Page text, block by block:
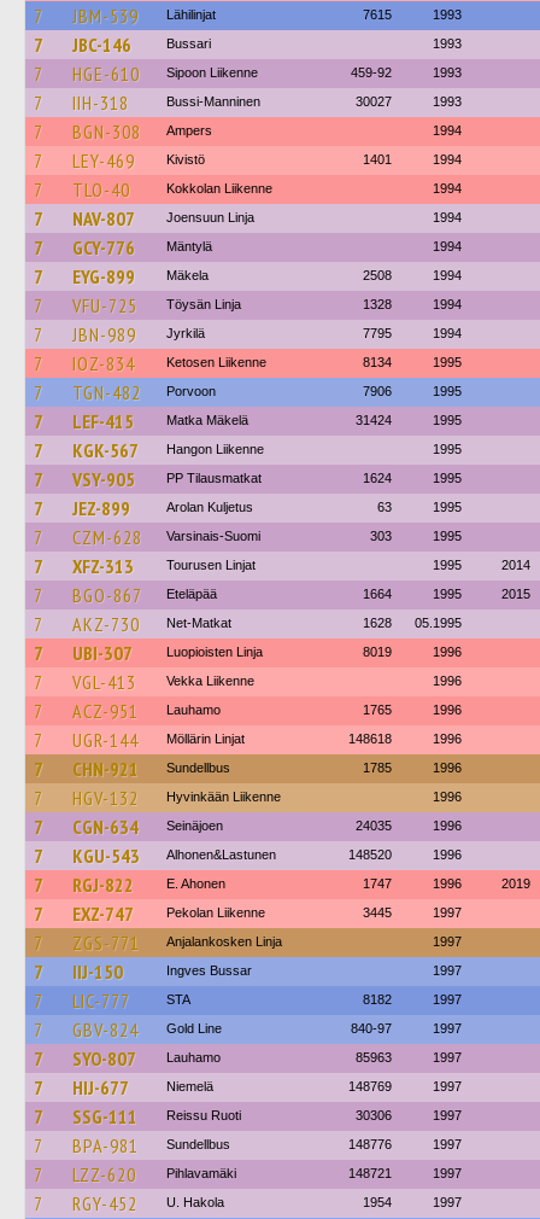
7 JBM-539 Lähilinjat 7615 1993
7 JBC-146 Bussari 1993
7 HGE-610 Sipoon Liikenne 459-92 1993
7 IIH-318 Bussi-Manninen 30027 1993
7 BGN-308 Ampers 1994
7 LEY-469 Kivistö 1401 1994
7 TLO-40 Kokkolan Liikenne 1994
7 NAV-807 Joensuun Linja 1994
7 GCY-776 Mäntylä 1994
7 EYG-899 Mäkela 2508 1994
7 VFU-725 Töysän Linja 1328 1994
7 JBN-989 Jyrkilä 7795 1994
7 IOZ-834 Ketosen Liikenne 8134 1995
7 TGN-482 Porvoon 7906 1995
7 LEF-415 Matka Mäkelä 31424 1995
7 KGK-567 Hangon Liikenne 1995
7 VSY-905 PP Tilausmatkat 1624 1995
7 JEZ-899 Arolan Kuljetus 63 1995
7 CZM-628 Varsinais-Suomi 303 1995
7 XFZ-313 Tourusen Linjat 1995 2014
7 BGO-867 Eteläpää 1664 1995 2015
7 AKZ-730 Net-Matkat 1628 05.1995
7 UBI-307 Luopioisten Linja 8019 1996
7 VGL-413 Vekka Liikenne 1996
7 ACZ-951 Lauhamo 1765 1996
7 UGR-144 Möllärin Linjat 148618 1996
7 CHN-921 Sundellbus 1785 1996
7 HGV-132 Hyvinkään Liikenne 1996
7 CGN-634 Seinäjoen 24035 1996
7 KGU-543 Alhonen&Lastunen 148520 1996
7 RGJ-822 E. Ahonen 1747 1996 2019
7 EXZ-747 Pekolan Liikenne 3445 1997
7 ZGS-771 Anjalankosken Linja 1997
7 IIJ-150 Ingves Bussar 1997
7 LIC-777 STA 8182 1997
7 GBV-824 Gold Line 840-97 1997
7 SYO-807 Lauhamo 85963 1997
7 HIJ-677 Niemelä 148769 1997
7 SSG-111 Reissu Ruoti 30306 1997
7 BPA-981 Sundellbus 148776 1997
7 LZZ-620 Pihlavamäki 148721 1997
7 RGY-452 U. Hakola 1954 1997